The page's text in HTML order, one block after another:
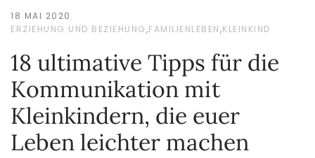
18 MAI 2020
ERZIEHUNG UND BEZIEHUNG,FAMILIENLEBEN,KLEINKIND
18 ultimative Tipps für die
Kommunikation mit
Kleinkindern, die euer
Leben leichter machen